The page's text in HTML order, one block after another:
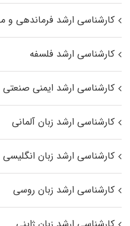
کارشناسی ارشد فرماندهی و
کارشناسی ارشد فلسفه
کارشناسی ارشد ایمنی صنعتی
کارشناسی ارشد زبان آلمانی
کارشناسی ارشد زبان انگلیسی
کارشناسی ارشد زبان روسی